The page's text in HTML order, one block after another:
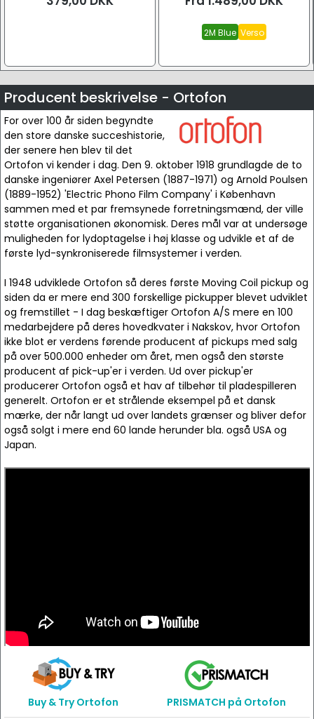
2M Blue Verso
Producent beskrivelse - Ortofon
For over 100 år siden begyndte
den store danske succeshistorie,
der senere hen blev til det
Ortofon vi kender i dag. Den 9. oktober 1918 grundlagde de to
danske ingeniører Axel Petersen (1887-1971) og Arnold Poulsen
(1889-1952) 'Electric Phono Film Company' i København
sammen med et par fremsynede forretningsmænd, der ville
støtte organisationen økonomisk. Deres mål var at undersøge
muligheden for lydoptagelse i høj klasse og udvikle et af de
første lyd-synkroniserede filmsystemer i verden.
I 1948 udviklede Ortofon så deres første Moving Coil pickup og
siden da er mere end 300 forskellige pickupper blevet udviklet
og fremstillet - I dag beskæftiger Ortofon A/S mere en 100
medarbejdere på deres hovedkvater i Nakskov, hvor Ortofon
ikke blot er verdens førende producent af pickups med salg
på over 500.000 enheder om året, men også den største
producent af pick-up'er i verden. Ud over pickup'er
producerer Ortofon også et hav af tilbehør til pladespilleren
generelt. Ortofon er et strålende eksempel på et dansk
mærke, der når langt ud over landets grænser og bliver defor
også solgt i mere end 60 lande herunder bla. også USA og
Japan.
Buy & Try Ortofon PRISMATCH på Ortofon